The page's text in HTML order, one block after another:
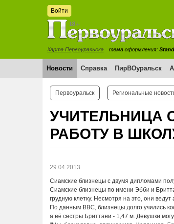
Войти
Карта Первоуральска тема оформления:
Новости Справка ПирВОуральск
Первоуральск Региональные
УЧИТЕЛЬНИЦА
РАБОТУ В
29.04.2013
Сиамские близнецы с двумя дипломами
Сиамские близнецы по имени Эбби и
грудную клетку. Несмотря на это, они
По данным BBC, близнецы долго учились
а её сестры Бриттани - 1,47 м. Девушки